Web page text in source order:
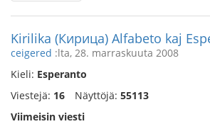
Kirilika (Кирица) Alfabeto kaj
ceigered :lta, 28. marraskuuta 2008
Kieli: Esperanto
Viestejä: 16 Näyttöjä: 55113
Viimeisin viesti